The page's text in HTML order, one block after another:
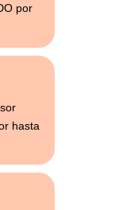
por
hasta